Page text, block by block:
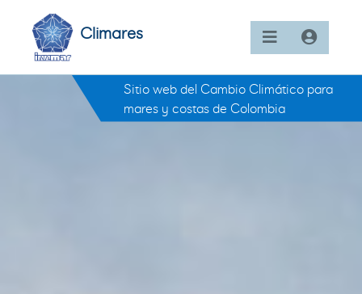
Climares
Sitio web del Cambio Climático para
mares y costas de Colombia